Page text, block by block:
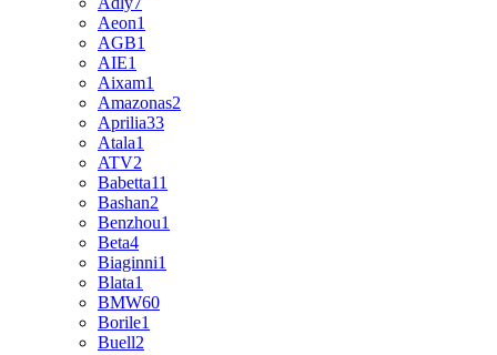
Aeon1
AGB1
AIE1
Aixam1
Amazonas2
Aprilia33
Atala1
ATV2
Babetta11
Bashan2
Benzhou1
Beta4
Biaginni1
Blata1
BMW60
Borile1
Buell2